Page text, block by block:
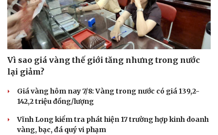
Vì sao giá vàng thế giới tăng nhưng trong nước
lại giảm?
Giá vàng hôm nay 7/8: Vàng trong nước có giá 139,2-
142,2 triệu đồng/lượng
Vĩnh Long kiểm tra phát hiện 17 trường hợp kinh doanh
vàng, bạc, đá quý vi phạm